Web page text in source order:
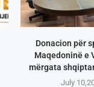
Donacion për
Maqedoninë e
mërgata
July